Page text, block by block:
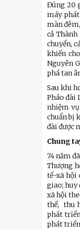
Đúng 20
máy
màn
cả
chuyển,
khiến
Nguyên
phá tan
Sau khi
Pháo đài
nhiệm
chuẩn bị
đài được
Chung
74 năm
Thượng
tế-xã hội
giao; huy
xã hội
thể, thu
phát
phát triển
Tiểu
trong